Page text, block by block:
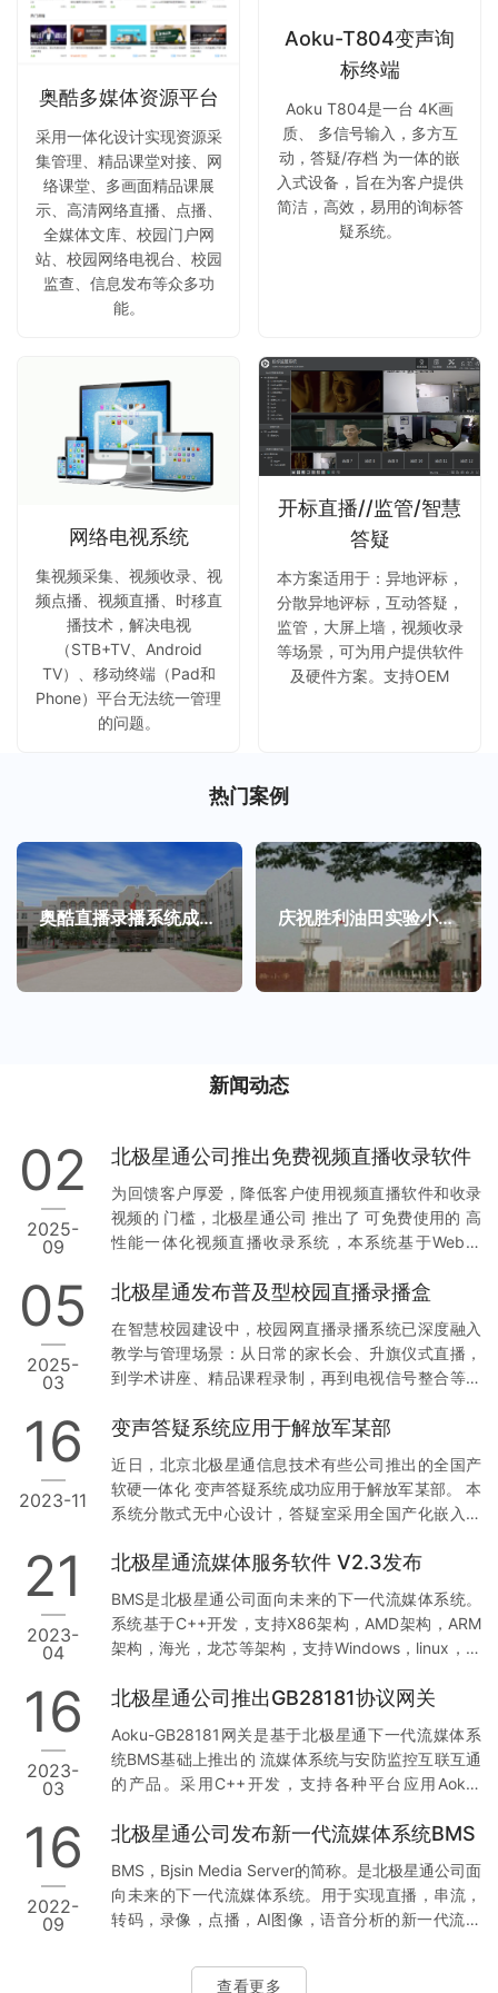
奥酷多媒体资源平台
采用一体化设计实现资源采
集管理、精品课堂对接、网
络课堂、多画面精品课展
示、高清网络直播、点播、
全媒体文库、校园门户网
站、校园网络电视台、校园
监查、信息发布等众多功
能。
Aoku-T804变声询
标终端
Aoku T804是一台 4K画
质、 多信号输入，多方互
动，答疑/存档 为一体的嵌
入式设备，旨在为客户提供
简洁，高效，易用的询标答
疑系统。
网络电视系统
集视频采集、视频收录、视
频点播、视频直播、时移直
播技术，解决电视
（STB+TV、Android
TV）、移动终端（Pad和
Phone）平台无法统一管理
的问题。
开标直播//监管/智慧
答疑
本方案适用于：异地评标，
分散异地评标，互动答疑，
监管，大屏上墙，视频收录
等场景，可为用户提供软件
及硬件方案。支持OEM
热门案例
奥酷直播录播系统成功应用于北京育英中学校园网平台 庆祝胜利油田实验小学成功搭建我司流媒体直播系统
新闻动态
02
2025-
09
北极星通公司推出免费视频直播收录软件
为回馈客户厚爱，降低客户使用视频直播软件和收录
视频的 门槛，北极星通公司 推出了 可免费使用的 高
性能一体化视频直播收录系统，本系统基于Web开
像，支持多种录像方式，支持录像时同步把视频流中
使用！ 欢迎加入QQ群获取安装包：241759321 具体
请移步 https://www.bjsin.cn/archives/3932.html 本
站下载请移步：北极星通软件试用版下载 | 北京北极
星通信息技术有限公司
05
2025-
03
北极星通发布普及型校园直播录播盒
在智慧校园建设中，校园网直播录播系统已深度融入
教学与管理场景：从日常的家长会、升旗仪式直播，
到学术讲座、精品课程录制，再到电视信号整合等应
杂度高：需配置编码器、导播台、存储服务器等多类
议、钉钉会议等 SaaS 平台需占用大量公网带宽3、同
步能力弱：难以支持多教室终端同步观看，大规模并
发时卡顿频发4、安全风险高：存在外部人员闯入、网
络攻击中断、数据泄露等隐患5、归档管理难：重要教
学资源缺乏系统化存储和检…
16
2023-11
变声答疑系统应用于解放军某部
近日，北京北极星通信息技术有些公司推出的全国产
软硬一体化 变声答疑系统成功应用于解放军某部。 本
系统分散式无中心设计，答疑室采用全国产化嵌入式
专家端采用跨平台软件方案，专用的专家端可运行在
Windows主机，麒麟国产化主机上。 本系统即可实现
专家与答疑室点对点变声交互，也能实现多个专家对
答疑室多对一 变声交互。答疑人通过实物展台，自己
的电脑 可方便把答疑信息 展示给专家。 答疑过程支
持原生录制，并支持第三方实时监管。
21
2023-
04
北极星通流媒体服务软件 V2.3发布
BMS是北极星通公司面向未来的下一代流媒体系统。
系统基于C++开发，支持X86架构，AMD架构，ARM
架构，海光，龙芯等架构，支持Windows，linux，麒
供方便的RestAPI接口。用于实现直播，串流，转码，
引擎，旨在兼容 包括rtmp，rtsp，http-flv，http-
ts，http-fmp4，hls，websocket-flv，websocket-
fmp4，GB28181，webr…
16
2023-
03
北极星通公司推出GB28181协议网关
Aoku-GB28181网关是基于北极星通下一代流媒体系
统BMS基础上推出的 流媒体系统与安防监控互联互通
的产品。采用C++开发，支持各种平台应用Aoku-
flv，hls，iptv视频流，硬盘媒体文件，电脑屏幕等 音
GB28181平台，以便实现统一调度及管理，可广泛的
应用于 企业、教育、金融、能源、电力、公安、平安
城市等安防领域，也常用于大屏分布式融合项目中。
16
2022-
09
北极星通公司发布新一代流媒体系统BMS
BMS，Bjsin Media Server的简称。是北极星通公司面
向未来的下一代流媒体系统。用于实现直播，串流，
转码，录像，点播，AI图像，语音分析的新一代流媒
http-ts，http-fmp4，hls，WebSocket-fmp4，
查看更多